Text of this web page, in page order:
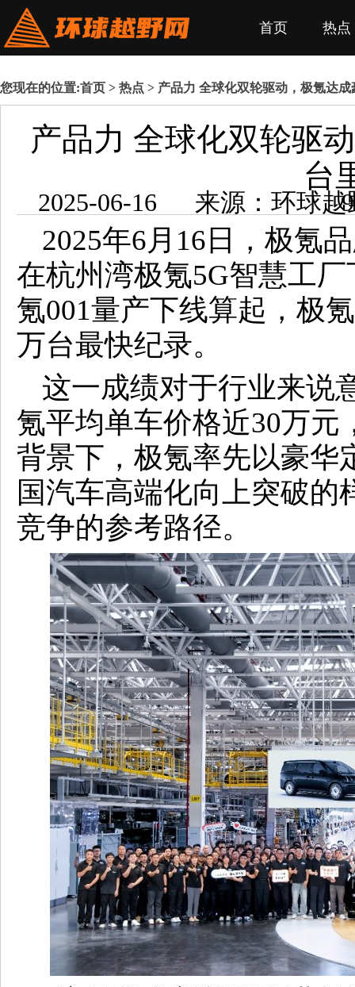
首页 热点
您现在的位置:首页 > 热点 > 产品力 全球化双轮驱动，极氪达
产品力 全球化双轮驱
台
2025-06-
2025年6月16日，极氪
在杭州湾极氪5G智慧工
氪001量产下线算起，极
万台最快纪录。
这一成绩对于行业来说
氪平均单车价格近30万
背景下，极氪率先以豪华
国汽车高端化向上突破
竞争的参考路径。